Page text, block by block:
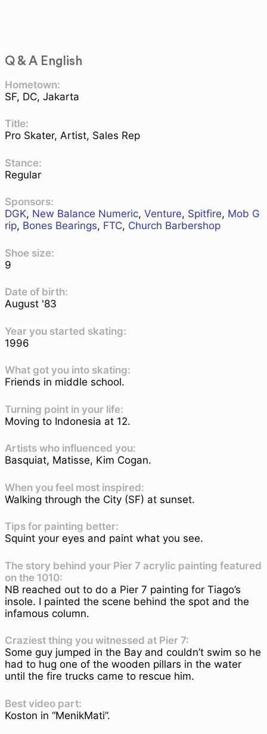
Q & A English
Hometown:
SF, DC, Jakarta
Title:
Pro Skater, Artist, Sales Rep
Stance:
Regular
Sponsors:
DGK, New Balance Numeric, Venture, Spitfire, Mob G
rip, Bones Bearings, FTC, Church Barbershop
Shoe size:
9
Date of birth:
August '83
Year you started skating:
1996
What got you into skating:
Friends in middle school.
Turning point in your life:
Moving to Indonesia at 12.
Artists who influenced you:
Basquiat, Matisse, Kim Cogan.
When you feel most inspired:
Walking through the City (SF) at sunset.
Tips for painting better:
Squint your eyes and paint what you see.
The story behind your Pier 7 acrylic painting featured
on the 1010:
NB reached out to do a Pier 7 painting for Tiago’s
insole. I painted the scene behind the spot and the
infamous column.
Craziest thing you witnessed at Pier 7:
Some guy jumped in the Bay and couldn’t swim so he
had to hug one of the wooden pillars in the water
until the fire trucks came to rescue him.
Best video part:
Koston in “MenikMati”.